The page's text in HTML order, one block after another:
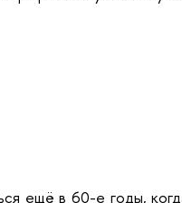
ещё в 60-е годы,